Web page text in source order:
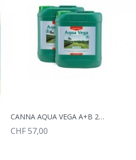
CANNA AQUA VEGA A+B 2X5L
CHF 57,00